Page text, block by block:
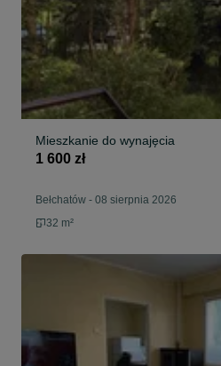
Mieszkanie do wynajęcia
1 600 zł
Bełchatów - 08 sierpnia 2026
32 m²